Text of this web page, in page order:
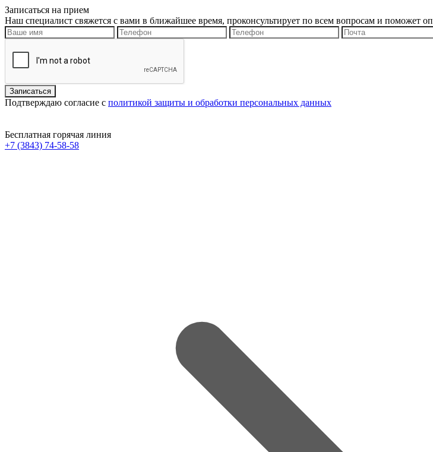
Записаться на прием
Наш специалист свяжется с вами в ближайшее время, проконсультирует по всем вопросам и поможет
Подтверждаю согласие с политикой защиты и обработки персональных данных
Бесплатная горячая линия
+7 (3843) 74-58-58